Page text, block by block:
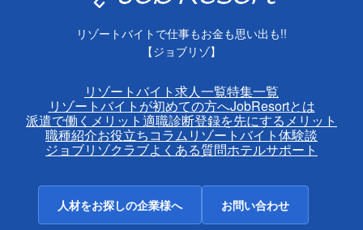
リゾートバイトで仕事もお金も思い出も!!
【ジョブリゾ】
リゾートバイト求人一覧特集一覧
リゾートバイトが初めての方へJobResortとは
派遣で働くメリット適職診断登録を先にするメリット
職種紹介お役立ちコラムリゾートバイト体験談
ジョブリゾクラブよくある質問ホテルサポート
人材をお探しの企業様へ お問い合わせ